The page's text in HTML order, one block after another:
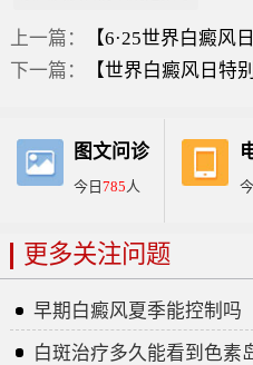
上一篇：
【6·25世界白癜风日】「从污名到
下一篇：
【世界白癜风日特别行动】“褪去偏见
图文问诊
今日785人
更多关注问题
早期白癜风夏季能控制吗
白斑治疗多久能看到色素